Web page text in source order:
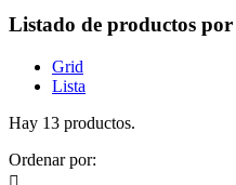
Listado de productos
Grid
Lista
Hay 13 productos.
Ordenar por: